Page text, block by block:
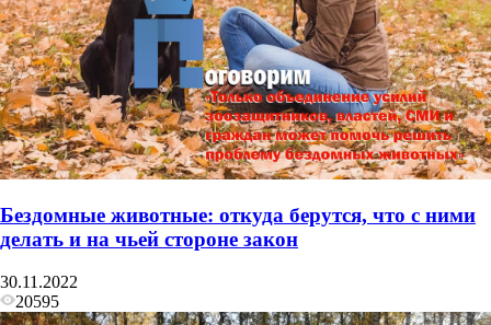
Бездомные животные: откуда берутся, что с ними
делать и на чьей стороне закон
30.11.2022
20595